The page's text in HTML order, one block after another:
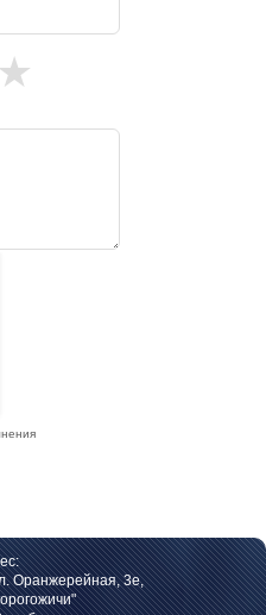
★
Оранжерейная, 3е,